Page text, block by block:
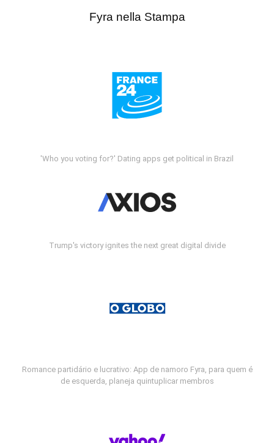
Fyra nella Stampa
'Who you voting for?' Dating apps get political in Brazil
Trump's victory ignites the next great digital divide
Romance partidário e lucrativo: App de namoro Fyra, para quem é
de esquerda, planeja quintuplicar membros